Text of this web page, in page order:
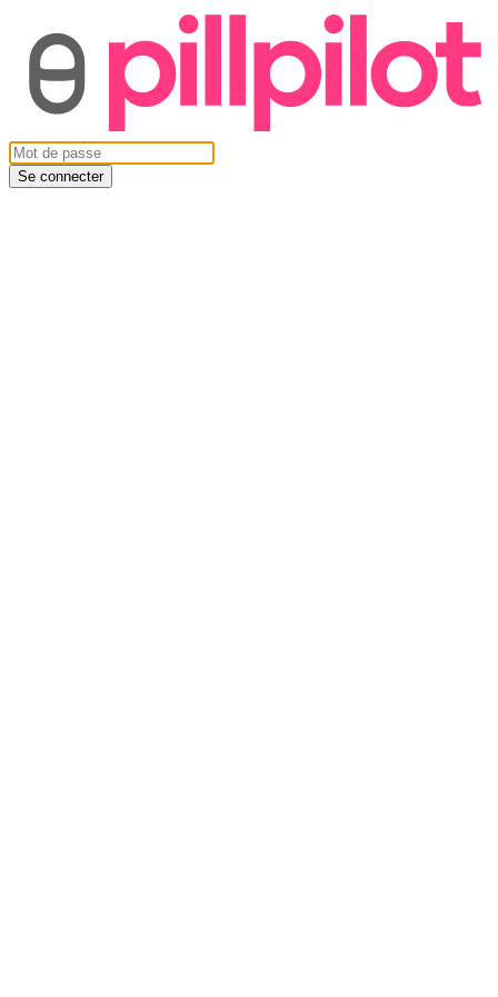
Se connecter